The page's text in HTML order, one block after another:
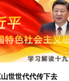
世世代代传下去